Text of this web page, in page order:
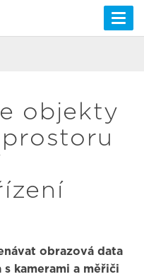
objekty
obrazová data
kamerami a měřiči